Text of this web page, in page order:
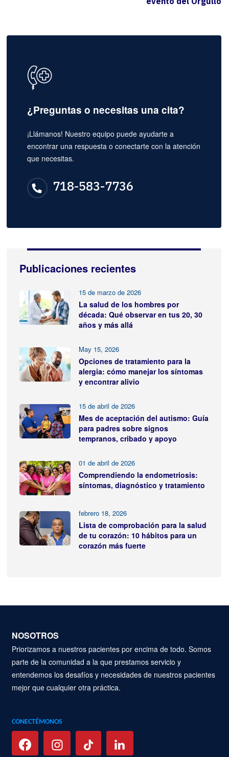
¿Preguntas o necesitas una cita?
¡Llámanos! Nuestro equipo puede ayudarte a
encontrar una respuesta o conectarte con la atención
que necesitas.
718-583-7736
Publicaciones recientes
15 de marzo de 2026
La salud de los hombres por
década: Qué observar en tus 20, 30
años y más allá
May 15, 2026
Opciones de tratamiento para la
alergia: cómo manejar los síntomas
y encontrar alivio
15 de abril de 2026
Mes de aceptación del autismo: Guía
para padres sobre signos
tempranos, cribado y apoyo
01 de abril de 2026
Comprendiendo la endometriosis:
síntomas, diagnóstico y tratamiento
febrero 18, 2026
Lista de comprobación para la salud
de tu corazón: 10 hábitos para un
corazón más fuerte
NOSOTROS
Priorizamos a nuestros pacientes por encima de todo. Somos
parte de la comunidad a la que prestamos servicio y
entendemos los desafíos y necesidades de nuestros pacientes
mejor que cualquier otra práctica.
CONECTÉMONOS